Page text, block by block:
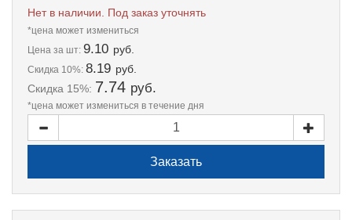
Нет в наличии. Под заказ уточнять
*цена может измениться
Цена за шт: 9.10 руб.
Скидка 10%: 8.19 руб.
Скидка 15%: 7.74 руб.
*цена может измениться в течение дня